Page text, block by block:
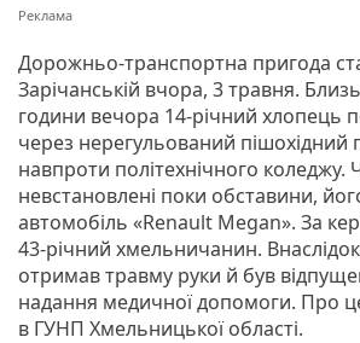
Дорожньо-транспортна пригода
Зарічанській вчора, 3 травня.
години вечора 14-річний хлопець
через нерегульований пішохідний
навпроти політехнічного коледжу.
невстановлені поки обставини,
автомобіль «Renault Megan». За
43-річний хмельничанин.
отримав травму руки й був
надання медичної допомоги. Про
в ГУНП Хмельницької області.